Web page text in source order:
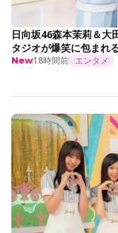
日向坂46森本茉莉＆大
タジオが爆笑に包まれ
New18時間前 エンタメ